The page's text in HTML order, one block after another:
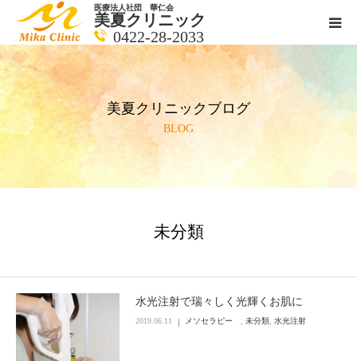
医療法人社団 華仁会
美夏クリニック
0422-28-2033
美夏クリニックブログ
BLOG
未分類
水光注射で瑞々しく光輝くお肌に
2019.06.11 メソセラピー 未分類 水光注射
医師紹介
診療科目
クリニックの紹介
ブログ一覧ページ
料金一覧 new